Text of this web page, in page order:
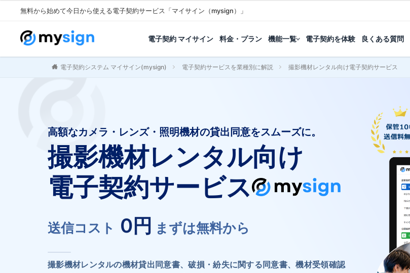
無料から始めて今日から使える電子契約サービス「マイサイン（mysign）」
電子契約 マイサイン 料金・プラン 機能一覧 電子契約を体験 良くある質問
電子契約システム マイサイン(mysign) 電子契約サービスを業種別に解説 撮影機材レンタル向け電子契約サービス
高額なカメラ・レンズ・照明機材の貸出同意をスムーズに。
撮影機材レンタル向け
電子契約サービス
送信コスト 0円 まずは無料から
撮影機材レンタルの機材貸出同意書、破損・紛失に関する同意書、機材受領確認